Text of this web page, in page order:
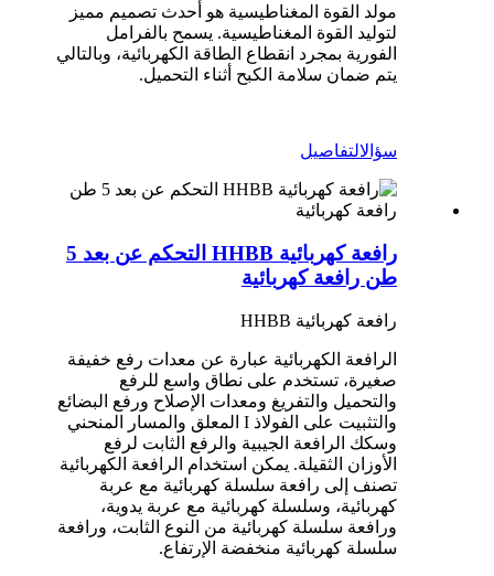
مولد القوة المغناطيسية هو أحدث تصميم مميز
لتوليد القوة المغناطيسية. يسمح بالفرامل
الفورية بمجرد انقطاع الطاقة الكهربائية، وبالتالي
يتم ضمان سلامة الكبح أثناء التحميل.
سؤالالتفاصيل
رافعة كهربائية HHBB التحكم عن بعد 5
طن رافعة كهربائية
رافعة كهربائية HHBB
الرافعة الكهربائية عبارة عن معدات رفع خفيفة
صغيرة، تستخدم على نطاق واسع للرفع
والتحميل والتفريغ ومعدات الإصلاح ورفع البضائع
والتثبيت على الفولاذ I المعلق والمسار المنحني
وسكك الرافعة الجيبية والرفع الثابت لرفع
الأوزان الثقيلة. يمكن استخدام الرافعة الكهربائية
تصنف إلى رافعة سلسلة كهربائية مع عربة
كهربائية، وسلسلة كهربائية مع عربة يدوية،
ورافعة سلسلة كهربائية من النوع الثابت، ورافعة
سلسلة كهربائية منخفضة الإرتفاع.